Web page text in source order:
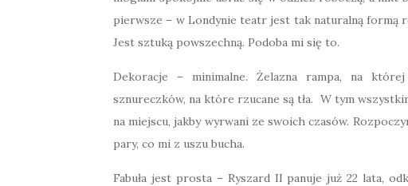
pierwsze – w Londynie teatr jest tak naturalną
Jest sztuką powszechną. Podoba mi się to.
Dekoracje – minimalne. Żelazna rampa, na
sznureczków, na które rzucane są tła. W tym
na miejscu, jakby wyrwani ze swoich czasów.
pary, co mi z uszu bucha.
Fabuła jest prosta – Ryszard II panuje już 22 lata,